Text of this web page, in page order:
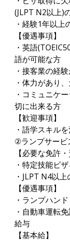
(JLPT N2以上)
・経験1年以
【優遇事項】
・英語
語が可能な方
・接客業の経
・体力があり
・コミュニケ
切に出来る方
【歓迎事項】
・語学スキル
②ランプサービ
【必要な免許
・特定技能ビ
・JLPT N4以
【優遇事項】
・ランプハン
・自動車運転
給与
【基本給】